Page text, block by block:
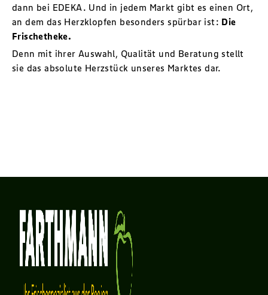
dann bei EDEKA. Und in jedem Markt gibt es einen Ort,
an dem das Herzklopfen besonders spürbar ist: Die
Frischetheke.
Denn mit ihrer Auswahl, Qualität und Beratung stellt
sie das absolute Herzstück unseres Marktes dar.